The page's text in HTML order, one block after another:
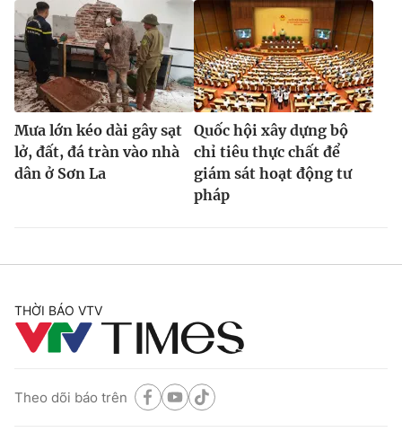
Mưa lớn kéo dài gây sạt
lở, đất, đá tràn vào nhà
dân ở Sơn La
Quốc hội xây dựng bộ
chỉ tiêu thực chất để
giám sát hoạt động tư
pháp
THỜI BÁO VTV
Theo dõi báo trên